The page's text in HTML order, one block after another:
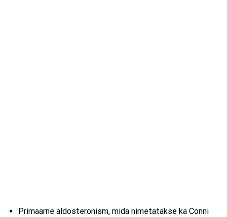
Primaarne aldosteronism, mida nimetatakse ka Conni